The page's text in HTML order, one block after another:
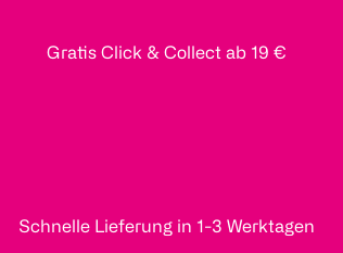
Gratis Click & Collect ab 19 €
Schnelle Lieferung in 1-3 Werktagen